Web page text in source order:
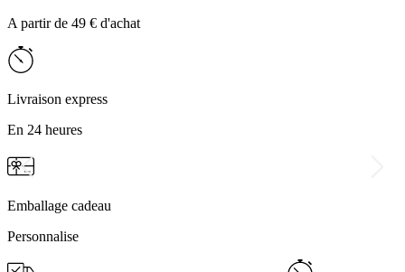
A partir de 49 € d'achat
Livraison express
En 24 heures
Emballage cadeau
Personnalise